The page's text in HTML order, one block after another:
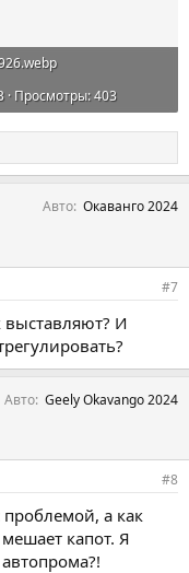
· Просмотры: 403
Авто Окаванго 2024
#7
выставляют? И
Авто Geely Okavango 2024
#8
проблемой, а как
капот. Я